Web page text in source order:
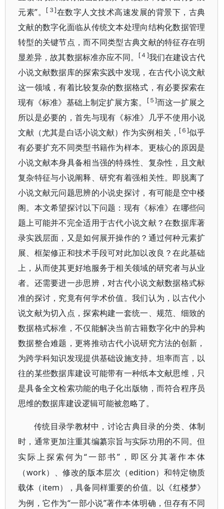
元素”。
[３]在数字人文技术高速发展的背景下，古典
文献的数字化面临从传统文本处理向结构化数据管理
转型的关键节点，而不同类型古典文献的特征存在明
显差异，故其数据标准亦应不同。 [４]我们在建设古代
小说文献数据库的探索实践中发现，在古代小说文献
这一领域，有着比较复杂的数据格式，有必要探索在
现有《标准》基础上制定扩展方案。 [５]而这一扩展之
所以是必要的，首先与现有《标准》
几乎不使用小说
文献（尤其是白话小说文献）作为实例相关， [６]似乎
有必要扩充不同类型书籍作为样本。更核心的原因是
小说文献本身具备相当强的特殊性、复杂性，且文献
复杂特征与小说阐释、研究有着强相关性。即脱离了
小说文献元问题思辨的小说史探讨，有可能是空中楼
阁。本文希望探讨以下问题：现有《标准》在哪些问
题上可能并不完全适用于古代小说文献？在数据库著
录实践层面，又是如何展开操作的？通过何种元素扩
展、框架修正和技术手段可对此加以改良？在此基础
上，从而使其更好地服务于相关领域的研究者与从业
者。还需要进一步思辨，对古代小说文献数据格式标
准的探讨，究竟有何学术价值。我们认为，以古代小
说文献为切入点，探索构建一套统一、规范、细致的
数据格式标准，不仅能解决当前古籍数字化中的异构
数据整合难题，更将推动古代小说研究方法的创新，
为跨学科知识发现提供基础设施支持。坦率而言，以
往的某些数据库建设可能带有一种纸本文献思维，只
是具备全文检索功能的电子化出版物，而符合程序员
思维的数据库建设逻辑可能被忽略了。
传统目录学教材中，讨论古典目录的分类、体制
时，通常更加注重其编纂宗旨与实际功用的不同。但
实际上探索何为“一部书”，即区分其著作本体
（work）、修改的版本层次（edition）和特定物质
载体（item），具备同样重要的价值。以《红楼梦》
为例，它作为“一部小说”著作本体明确，但存有不同